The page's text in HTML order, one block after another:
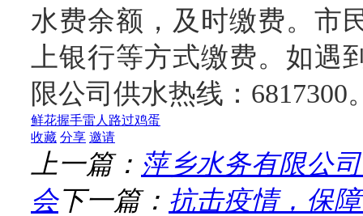
水费余额，及时缴费。市
上银行等方式缴费。如
限公司供水热线：6817300
鲜花握手雷人 路过鸡蛋
收藏 分享 邀请
上一篇： 萍乡水务有限公
会下一篇： 抗击疫情，保